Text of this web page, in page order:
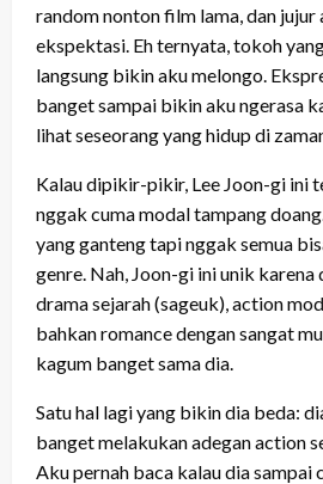
random nonton film lama, dan
ekspektasi. Eh ternyata, tokoh
langsung bikin aku melongo.
banget sampai bikin aku ngerasa
lihat seseorang yang hidup di
Kalau dipikir-pikir, Lee Joon-gi ini
nggak cuma modal tampang
yang ganteng tapi nggak semua
genre. Nah, Joon-gi ini unik karena
drama sejarah (sageuk), action
bahkan romance dengan sangat
kagum banget sama dia.
Satu hal lagi yang bikin dia beda:
banget melakukan adegan action
Aku pernah baca kalau dia sampai